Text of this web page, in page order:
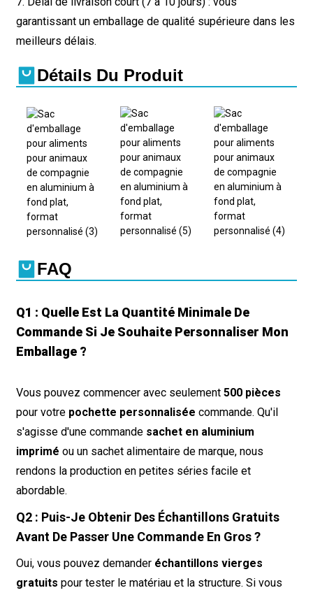
garantissant un emballage de qualité supérieure dans les
meilleurs délais.
Détails Du Produit
FAQ
Q1 : Quelle Est La Quantité Minimale De
Commande Si Je Souhaite Personnaliser Mon
Emballage ?
Vous pouvez commencer avec seulement 500 pièces
pour votre pochette personnalisée commande. Qu'il
s'agisse d'une commande sachet en aluminium
imprimé ou un sachet alimentaire de marque, nous
rendons la production en petites séries facile et
abordable.
Q2 : Puis-Je Obtenir Des Échantillons Gratuits
Avant De Passer Une Commande En Gros ?
Oui, vous pouvez demander échantillons vierges
gratuits pour tester le matériau et la structure. Si vous